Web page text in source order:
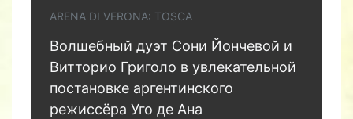
ARENA DI VERONA: TOSCA
Волшебный дуэт Сони Йончевой и
Витторио Григоло в увлекательной
постановке аргентинского
режиссёра Уго де Ана